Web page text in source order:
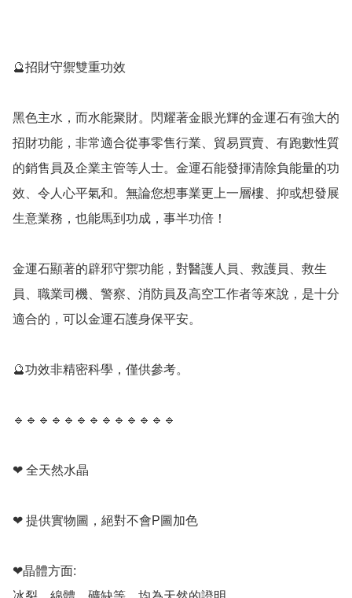
🔮招財守禦雙重功效
黑色主水，而水能聚財。閃耀著金眼光輝的金運石有強大的
招財功能，非常適合從事零售行業、貿易買賣、有跑數性質
的銷售員及企業主管等人士。金運石能發揮清除負能量的功
效、令人心平氣和。無論您想事業更上一層樓、抑或想發展
生意業務，也能馬到功成，事半功倍！
金運石顯著的辟邪守禦功能，對醫護人員、救護員、救生
員、職業司機、警察、消防員及高空工作者等來說，是十分
適合的，可以金運石護身保平安。
🔮功效非精密科學，僅供參考。
🔹️🔹️🔹️🔹️🔹️🔹️🔹️🔹️🔹️🔹️🔹️🔹️🔹️
❤ 全天然水晶
❤ 提供實物圖，絕對不會P圖加色
❤晶體方面: